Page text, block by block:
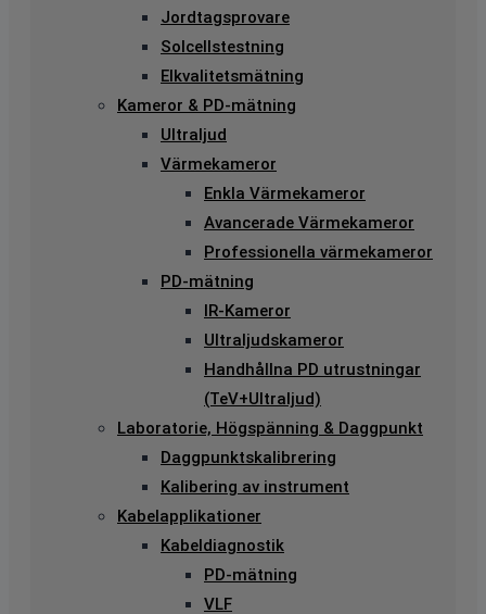
Jordtagsprovare
Solcellstestning
Elkvalitetsmätning
Kameror & PD-mätning
Ultraljud
Värmekameror
Enkla Värmekameror
Avancerade Värmekameror
Professionella värmekameror
PD-mätning
IR-Kameror
Ultraljudskameror
Handhållna PD utrustningar
(TeV+Ultraljud)
Laboratorie, Högspänning & Daggpunkt
Daggpunktskalibrering
Kalibering av instrument
Kabelapplikationer
Kabeldiagnostik
PD-mätning
VLF